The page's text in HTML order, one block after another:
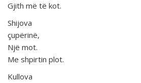
Gjith më të kot.
Shijova
çupërinë,
Një mot.
Me shpirtin plot.
Kullova